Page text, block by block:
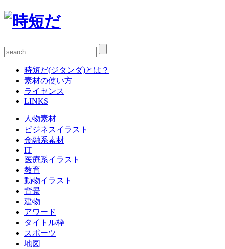
時短だ(ジタンダ)とは？
素材の使い方
ライセンス
LINKS
人物素材
ビジネスイラスト
金融系素材
IT
医療系イラスト
教育
動物イラスト
背景
建物
アワード
タイトル枠
スポーツ
地図